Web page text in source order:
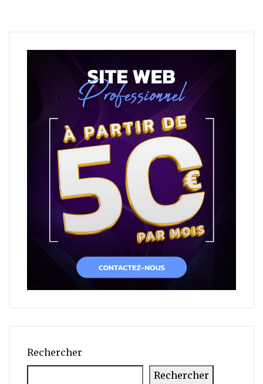
Rechercher
Rechercher